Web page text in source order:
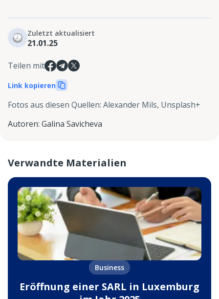
Zuletzt aktualisiert
21.01.25
Teilen mit
Link kopieren
Fotos aus diesen Quellen: Alexander Mils, Unsplash+
Autoren: Galina Savicheva
Verwandte Materialien
Business
Eröffnung einer SARL in Luxemburg